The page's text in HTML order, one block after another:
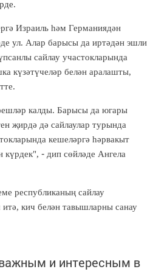
Израиль һәм Германиядән
ул. Алар барысы да иртәдән эшли
сайлау участокларында
күзәтүчеләр белән аралашты,
калды. Барысы да югары
җирдә дә сайлаулар турында
кешеләргә һәрвакыт
күрдек", - дип сөйләде Ангела
республиканың сайлау
кич белән тавышларны санау
и интересным в